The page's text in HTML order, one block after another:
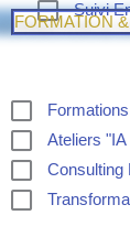
Suivi
FORMATION
Ateliers
Consulting